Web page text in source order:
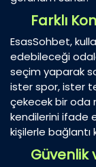
Farklı
EsasSohbet,
edebileceği
seçim yaparak
ister spor, ister
çekecek bir oda
kendilerini ifade
kişilerle bağlantı
Güvenlik